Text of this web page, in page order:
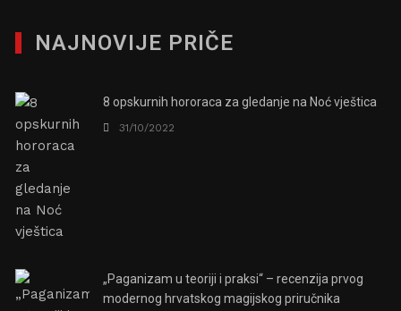
NAJNOVIJE PRIČE
8 opskurnih hororaca za gledanje na Noć vještica
31/10/2022
„Paganizam u teoriji i praksi“ – recenzija prvog
modernog hrvatskog magijskog priručnika